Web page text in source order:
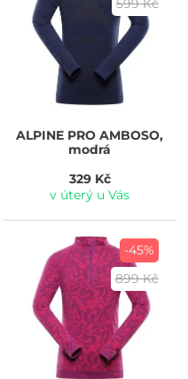
599 Kč
ALPINE PRO AMBOSO,
modrá
329 Kč
v úterý u Vás
-45%
899 Kč